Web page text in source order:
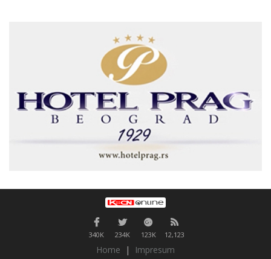
340K 234K 123K 12,123
Home |
Impresum